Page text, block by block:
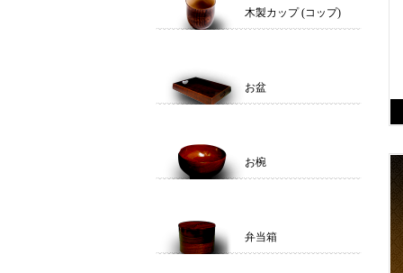
木製カップ (コップ)
お盆
お椀
弁当箱